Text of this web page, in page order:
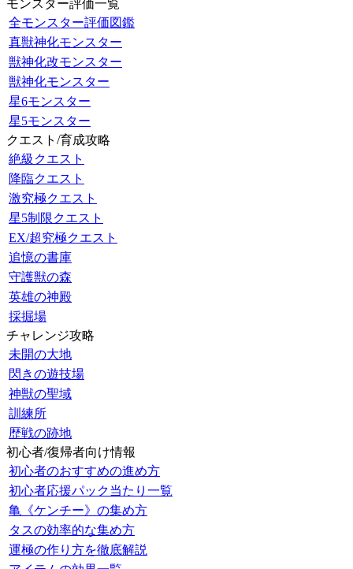
モンスター評価一覧
全モンスター評価図鑑
真獣神化モンスター
獣神化改モンスター
獣神化モンスター
星6モンスター
星5モンスター
クエスト/育成攻略
絶級クエスト
降臨クエスト
激究極クエスト
星5制限クエスト
EX/超究極クエスト
追憶の書庫
守護獣の森
英雄の神殿
採掘場
チャレンジ攻略
未開の大地
閃きの遊技場
神獣の聖域
訓練所
歴戦の跡地
初心者/復帰者向け情報
初心者のおすすめの進め方
初心者応援パック当たり一覧
亀《ケンチー》の集め方
タスの効率的な集め方
運極の作り方を徹底解説